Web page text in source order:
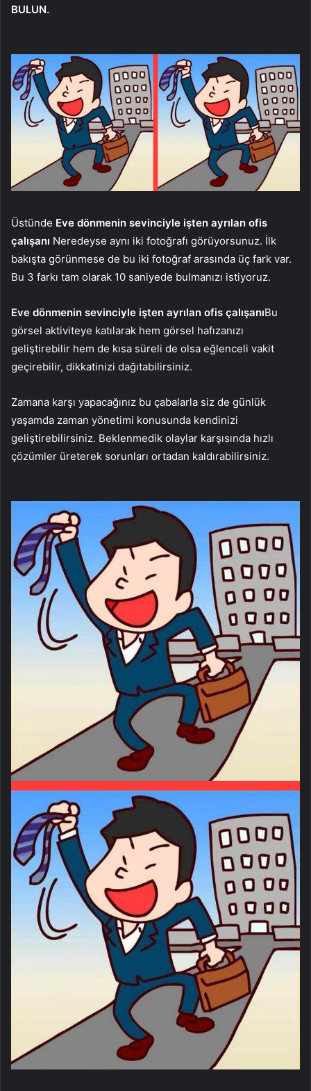
BULUN.
Üstünde Eve dönmenin sevinciyle işten ayrılan ofis
çalışanı Neredeyse aynı iki fotoğrafı görüyorsunuz. İlk
bakışta görünmese de bu iki fotoğraf arasında üç fark var.
Bu 3 farkı tam olarak 10 saniyede bulmanızı istiyoruz.
Eve dönmenin sevinciyle işten ayrılan ofis çalışanıBu
görsel aktiviteye katılarak hem görsel hafızanızı
geliştirebilir hem de kısa süreli de olsa eğlenceli vakit
geçirebilir, dikkatinizi dağıtabilirsiniz.
Zamana karşı yapacağınız bu çabalarla siz de günlük
yaşamda zaman yönetimi konusunda kendinizi
geliştirebilirsiniz. Beklenmedik olaylar karşısında hızlı
çözümler üreterek sorunları ortadan kaldırabilirsiniz.